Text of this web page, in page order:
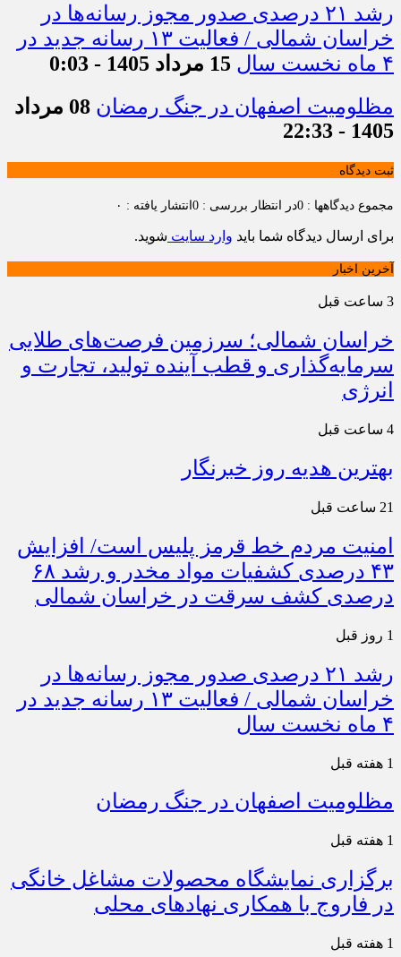
رشد ۲۱ درصدی صدور مجوز رسانه‌ها در
خراسان شمالی / فعالیت ۱۳ رسانه جدید در
۴ ماه نخست سال
15 مرداد 1405 - 0:03
مظلومیت اصفهان در جنگ رمضان
08 مرداد
1405 - 22:33
ثبت دیدگاه
مجموع دیدگاهها : 0 در انتظار بررسی : 0 انتشار یافته : ۰
برای ارسال دیدگاه شما باید وارد سایت شوید.
آخرین اخبار
3 ساعت قبل
خراسان شمالی؛ سرزمین فرصت‌های طلایی
سرمایه‌گذاری و قطب آینده تولید، تجارت و
انرژی
4 ساعت قبل
بهترین هدیه روز خبرنگار
21 ساعت قبل
امنیت مردم خط قرمز پلیس است/ افزایش
۴۳ درصدی کشفیات مواد مخدر و رشد ۶۸
درصدی کشف سرقت در خراسان شمالی
1 روز قبل
رشد ۲۱ درصدی صدور مجوز رسانه‌ها در
خراسان شمالی / فعالیت ۱۳ رسانه جدید در
۴ ماه نخست سال
1 هفته قبل
مظلومیت اصفهان در جنگ رمضان
1 هفته قبل
برگزاری نمایشگاه محصولات مشاغل خانگی
در فاروج با همکاری نهادهای محلی
1 هفته قبل